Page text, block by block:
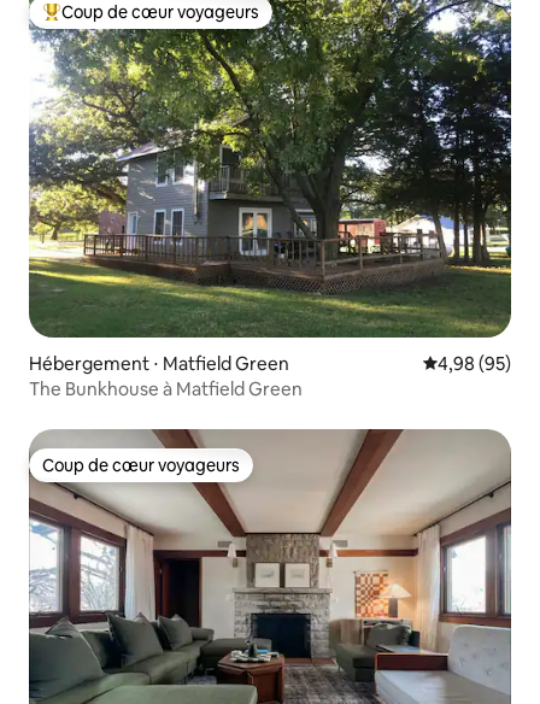
Coups de cœur voyageurs les plus appréciés
Coup de cœur voyageurs
Hébergement ⋅ Matfield Green Évaluation
4,98 (95)
The Bunkhouse à Matfield Green
Coup de cœur voyageurs
Coup de cœur voyageurs